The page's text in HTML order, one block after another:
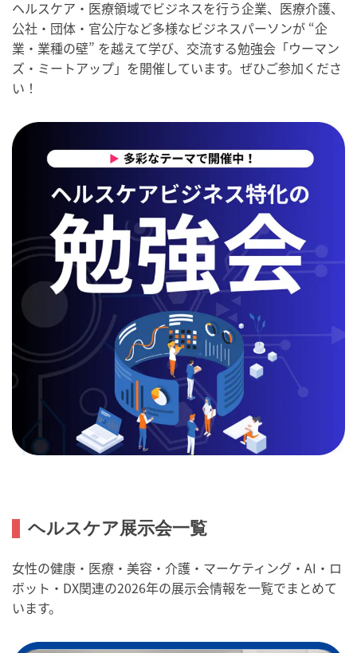
ヘルスケア・医療領域でビジネスを行う企業、医療介護、
公社・団体・官公庁など多様なビジネスパーソンが “企
業・業種の壁” を越えて学び、交流する勉強会「ウーマン
ズ・ミートアップ」を開催しています。ぜひご参加くださ
い！
ヘルスケア展示会一覧
女性の健康・医療・美容・介護・マーケティング・AI・ロ
ボット・DX関連の2026年の展示会情報を一覧でまとめて
います。